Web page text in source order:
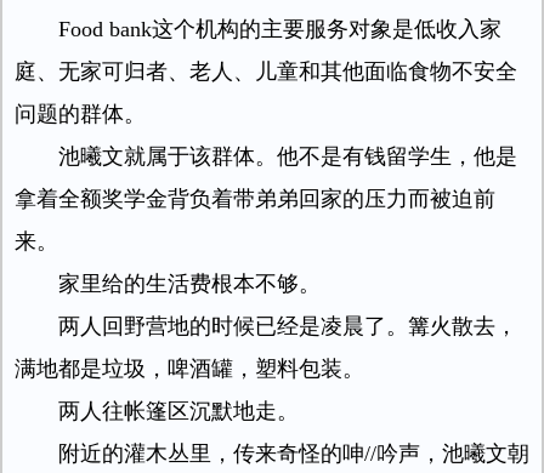
Food bank这个机构的主要服务对象是低收入家
庭、无家可归者、老人、儿童和其他面临食物不安全
问题的群体。
池曦文就属于该群体。他不是有钱留学生，他是
拿着全额奖学金背负着带弟弟回家的压力而被迫前
来。
家里给的生活费根本不够。
两人回野营地的时候已经是凌晨了。篝火散去，
满地都是垃圾，啤酒罐，塑料包装。
两人往帐篷区沉默地走。
附近的灌木丛里，传来奇怪的呻//吟声，池曦文朝